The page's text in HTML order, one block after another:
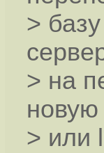
>
> на
> или